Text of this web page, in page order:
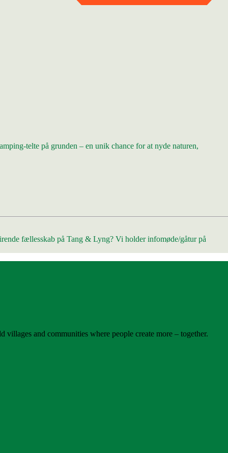
telte på grunden – en unik chance for at nyde naturen,
fællesskab på Tang & Lyng? Vi holder infomøde/gåtur på
and communities where people create more – together.